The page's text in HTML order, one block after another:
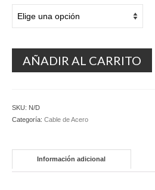
2.86€
6.78€
AÑADIR AL CARRITO
SKU: N/D
Categoría: Cable de Acero
Información adicional